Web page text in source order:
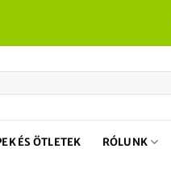
ÉS ÖTLETEK RÓLUNK